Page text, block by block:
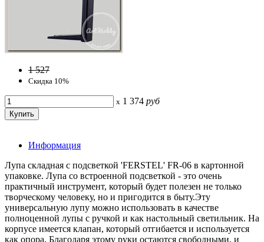
1 527
Скидка 10%
x 1 374 руб
Информация
Лупа складная с подсветкой 'FERSTEL' FR-06 в картонной
упаковке. Лупа со встроенной подсветкой - это очень
практичный инструмент, который будет полезен не только
творческому человеку, но и пригодится в быту.Эту
универсальную лупу можно использовать в качестве
полноценной лупы с ручкой и как настольный светильник. На
корпусе имеется клапан, который отгибается и используется
как опора. Благодаря этому руки остаются свободными, и